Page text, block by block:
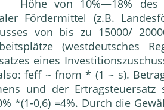
Höhe von 10%—18%
Fördermittel (z.B.
von bis zu 15000/
(westdeutsches
eines
feff ~ fnom * (1 ~ s).
s und der
*(1-0,6) =4%. Durch die